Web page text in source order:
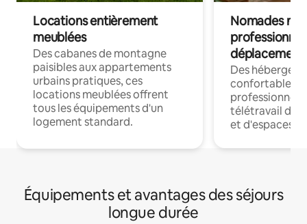
Locations entièrement
meublées
Des cabanes de montagne
paisibles aux appartements
urbains pratiques, ces
locations meublées offrent
tous les équipements d'un
logement standard.
Nomades
déplacement
Des
confortables
professionnels
télétravail
et d'espaces
Équipements et avantages des séjours
longue durée